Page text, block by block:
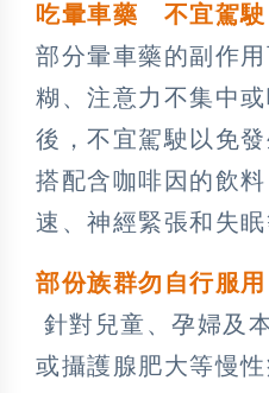
吃暈車藥 不宜駕駛
部分暈車藥的副作
糊、注意力不集中
後，不宜駕駛以免
搭配含咖啡因的飲
速、神經緊張和失眠
部份族群勿自行服
針對兒童、孕婦及
或攝護腺肥大等慢